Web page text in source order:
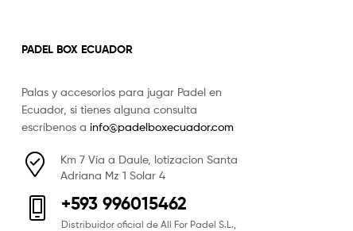
PADEL BOX ECUADOR
Palas y accesorios para jugar Padel en
Ecuador, si tienes alguna consulta
escríbenos a info@padelboxecuador.com
Km 7 Vía a Daule, lotizacion Santa
Adriana Mz 1 Solar 4
+593 996015462
Distribuidor oficial de All For Padel S.L.,